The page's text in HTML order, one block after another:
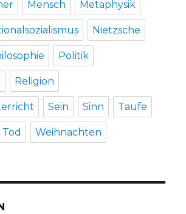
Mensch Metaphysik
Nietzsche
Politik
Religion
Sein Sinn Taufe
Tod Weihnachten